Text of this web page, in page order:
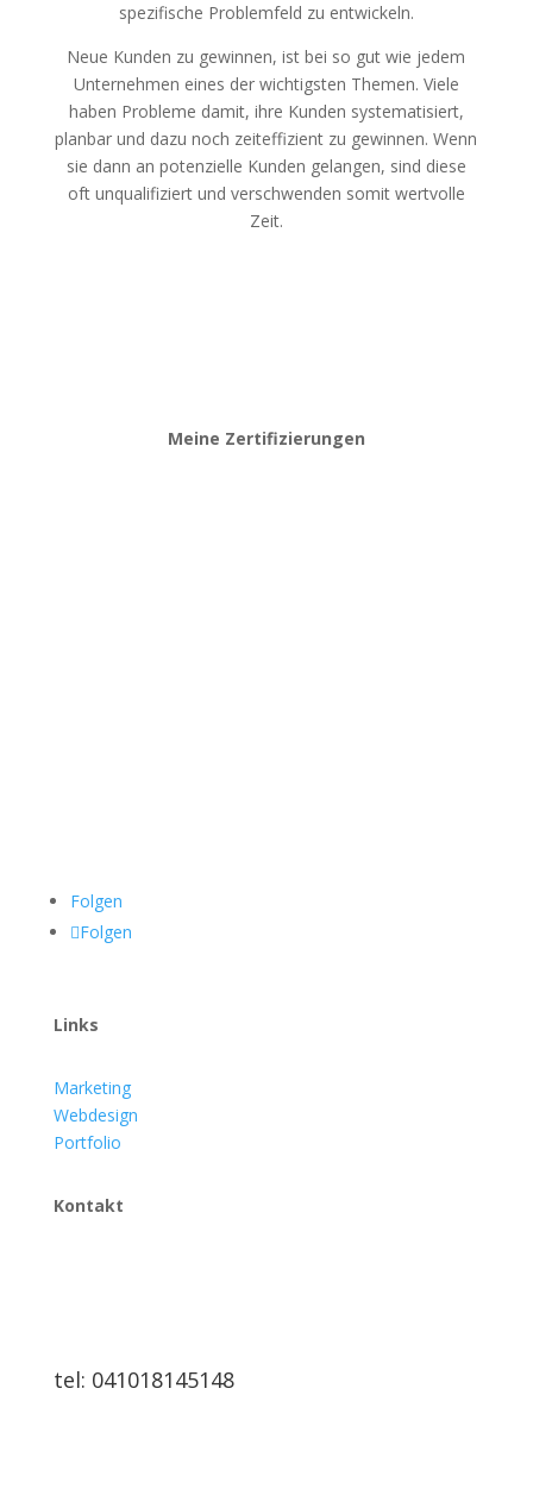
spezifische Problemfeld zu entwickeln.
Neue Kunden zu gewinnen, ist bei so gut wie jedem
Unternehmen eines der wichtigsten Themen. Viele
haben Probleme damit, ihre Kunden systematisiert,
planbar und dazu noch zeiteffizient zu gewinnen. Wenn
sie dann an potenzielle Kunden gelangen, sind diese
oft unqualifiziert und verschwenden somit wertvolle
Zeit.
Meine Zertifizierungen
Folgen
Folgen
Links
Marketing
Webdesign
Portfolio
Kontakt
tel: 041018145148